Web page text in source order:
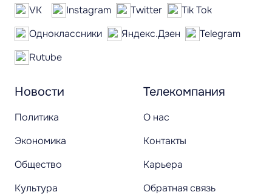
Новости
Политика
Экономика
Общество
Культура
Телекомпания
О нас
Контакты
Карьера
Обратная связь
VK Instagram Twitter
Tik Tok
Одноклассники
Яндекс.Дзен
Telegram
Rutube